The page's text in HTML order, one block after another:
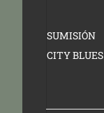
SUMISIÓN
CITY BLUES